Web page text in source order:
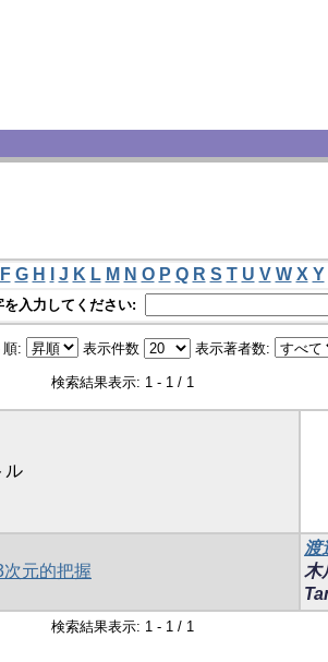
F G H J K L M N O P Q R S T U V W X Y
入力してください:
順: 表示件数 表示著者数:
検索結果表示: 1 - 1 / 1
ル
元的把握
渡
木
検索結果表示: 1 - 1 / 1